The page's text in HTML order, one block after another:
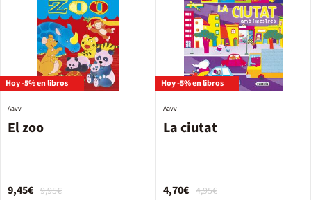
Hoy -5% en libros
El zoo
Aavv
9,95€
9,45€
Hoy -5% en libros
La ciutat
Aavv
4,95€
4,70€